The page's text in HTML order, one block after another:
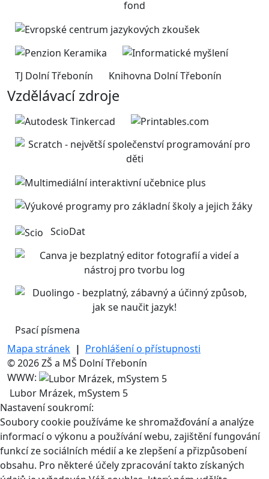
TJ Dolní Třebonín Knihovna Dolní Třebonín
Vzdělávací zdroje
ScioDat
Psací písmena
Mapa stránek | Prohlášení o přístupnosti
© 2026 ZŠ a MŠ Dolní Třebonín
WWW:
Lubor Mrázek, mSystem 5
Nastavení soukromí:
Soubory cookie používáme ke shromažďování a analýze
informací o výkonu a používání webu, zajištění fungování
funkcí ze sociálních médií a ke zlepšení a přizpůsobení
obsahu. Pro některé účely zpracování takto získaných